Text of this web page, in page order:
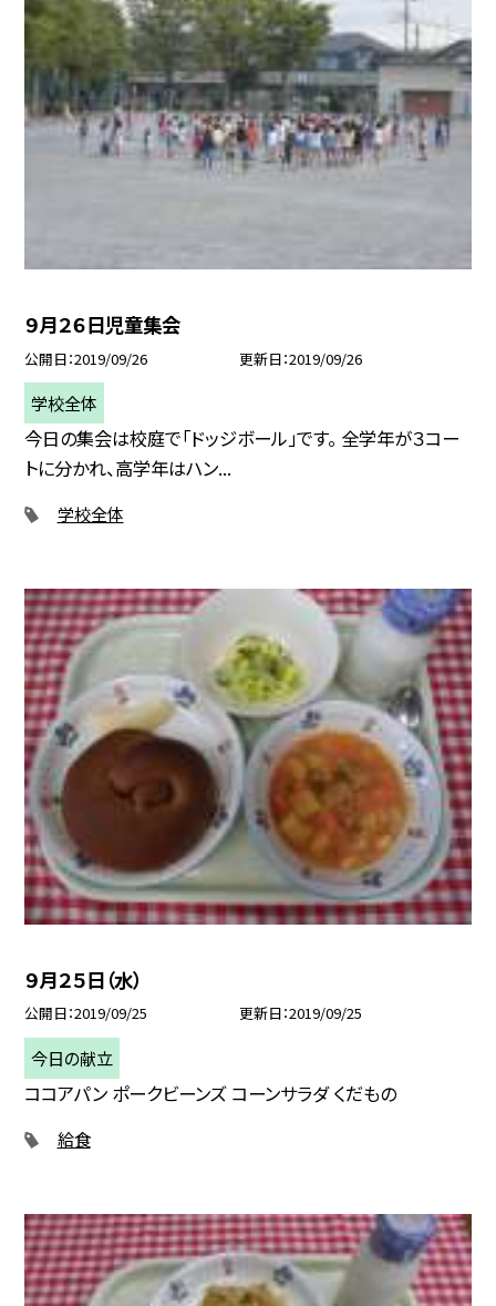
９月２６日児童集会
公開日 2019/09/26 更新日 2019/09/26
学校全体
今日の集会は校庭で「ドッジボール」です。 全学年が３コー
トに分かれ、高学年はハン...
学校全体
９月２５日（水）
公開日 2019/09/25 更新日 2019/09/25
今日の献立
ココアパン ポークビーンズ コーンサラダ くだもの
給食